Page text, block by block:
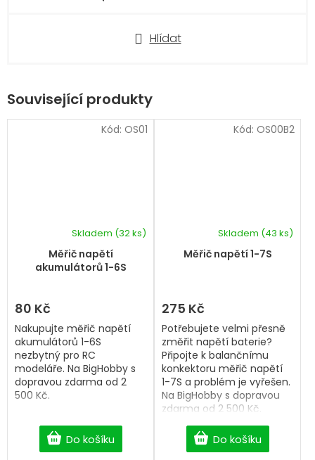
Hlídat
Související produkty
Měřič napětí
akumulátorů 1-6S
Skladem (32 ks)
80 Kč
Do košíku
Nakupujte měřič napětí
akumulátorů 1-6S
nezbytný pro RC
modeláře. Na BigHobby s
dopravou zdarma od 2
500 Kč.
Kód: OS01
Měřič napětí 1-7S
Skladem (43 ks)
275 Kč
Do košíku
Potřebujete velmi přesně
změřit napětí baterie?
Připojte k balančnímu
konkektoru měřič napětí
1-7S a problém je vyřešen.
Na BigHobby s dopravou
zdarma od 2 500 Kč.
Kód: OS00B2